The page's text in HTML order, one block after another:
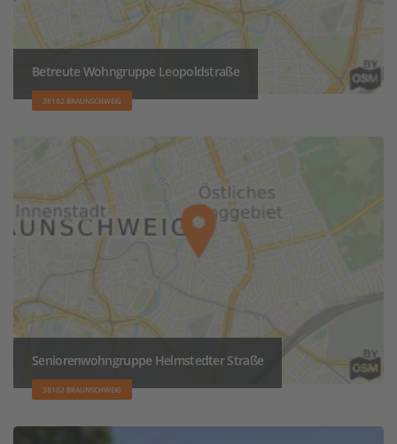
Betreute Wohngruppe Leopoldstraße
38102 BRAUNSCHWEIG
Seniorenwohngruppe Helmstedter Straße
38102 BRAUNSCHWEIG